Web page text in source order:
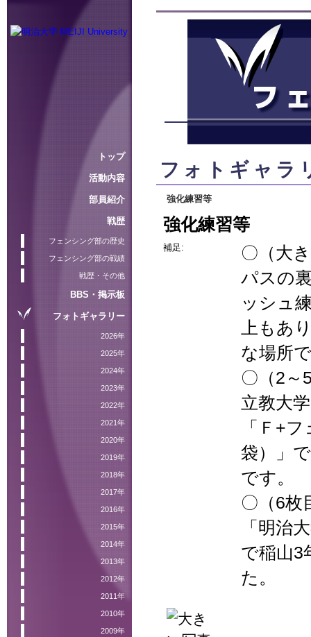
トップ
活動内容
部員紹介
戦歴
フェンシング部の歴史
フェンシング部の戦績
戦歴・その他
BBS・掲示板
フォトギャラリー
2026年
2025年
2024年
2023年
2022年
2021年
2020年
2019年
2018年
2017年
2016年
2015年
2014年
2013年
2012年
2011年
2010年
2009年
フォトギャ
強化練習等
強化練習等
補足:
〇（大
パスの
ッシュ
上もあ
な場所
〇（2～
立教大
「Ｆ+
袋）」
です。
〇（6枚
「明治
で稲山3
た。